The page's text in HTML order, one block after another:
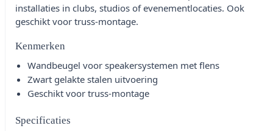
installaties in clubs, studios of evenementlocaties. Ook
geschikt voor truss-montage.
Kenmerken
Wandbeugel voor speakersystemen met flens
Zwart gelakte stalen uitvoering
Geschikt voor truss-montage
Specificaties